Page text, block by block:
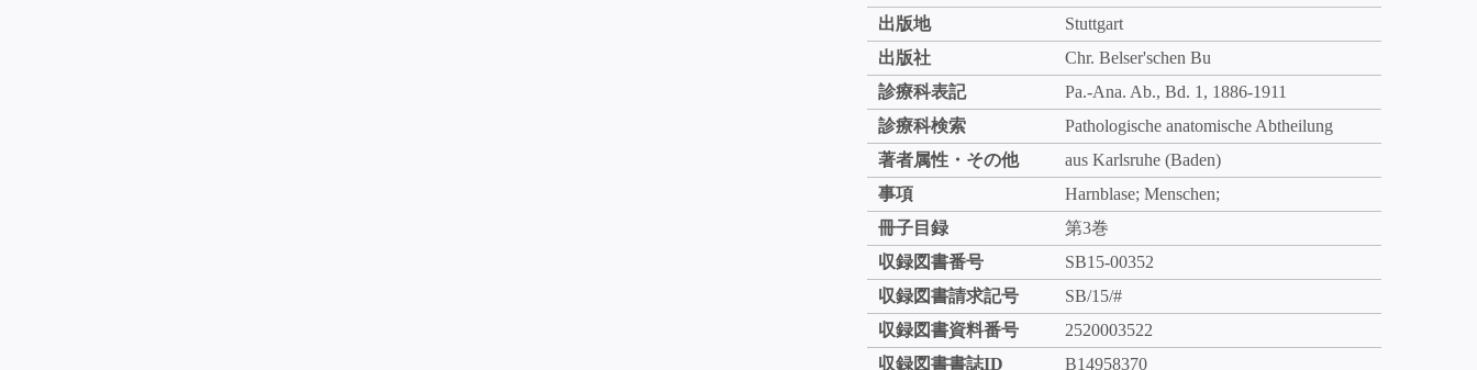
出版地
Stuttgart
出版社
Chr. Belser'schen Bu
診療科表記
Pa.-Ana. Ab., Bd. 1, 1886-1911
診療科検索
Pathologische anatomische Abtheilung
著者属性・その他
aus Karlsruhe (Baden)
事項
Harnblase; Menschen;
冊子目録
第3巻
収録図書番号
SB15-00352
収録図書請求記号
SB/15/#
収録図書資料番号
2520003522
収録図書書誌ID
B14958370